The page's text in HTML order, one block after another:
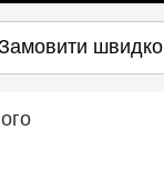
швидко